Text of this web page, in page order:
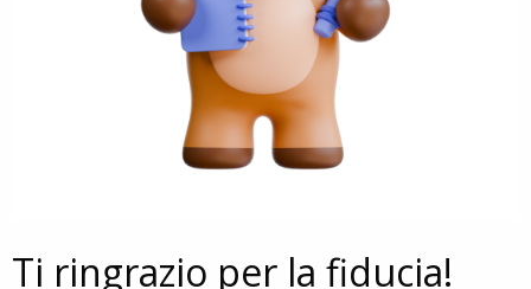
Ti ringrazio per la fiducia!